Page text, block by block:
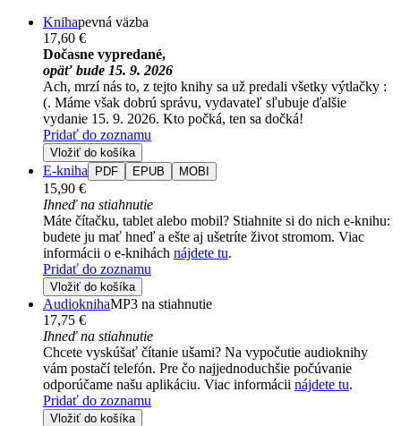
Knihapevná väzba
17,60 €
Dočasne vypredané,
opäť bude 15. 9. 2026
Ach, mrzí nás to, z tejto knihy sa už predali všetky výtlačky :
(. Máme však dobrú správu, vydavateľ sľubuje ďalšie
vydanie 15. 9. 2026. Kto počká, ten sa dočká!
Pridať do zoznamu
Vložiť do košíka
E-kniha PDF EPUB MOBI
15,90 €
Ihneď na stiahnutie
Máte čítačku, tablet alebo mobil? Stiahnite si do nich e-knihu:
budete ju mať hneď a ešte aj ušetríte život stromom. Viac
informácii o e-knihách nájdete tu.
Pridať do zoznamu
Vložiť do košíka
AudioknihaMP3 na stiahnutie
17,75 €
Ihneď na stiahnutie
Chcete vyskúšať čítanie ušami? Na vypočutie audioknihy
vám postačí telefón. Pre čo najjednoduchšie počúvanie
odporúčame našu aplikáciu. Viac informácii nájdete tu.
Pridať do zoznamu
Vložiť do košíka